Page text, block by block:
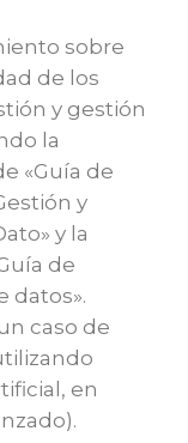
sobre
de los
y gestión
la
«Guía de
y
y la
de
datos».
caso de
en